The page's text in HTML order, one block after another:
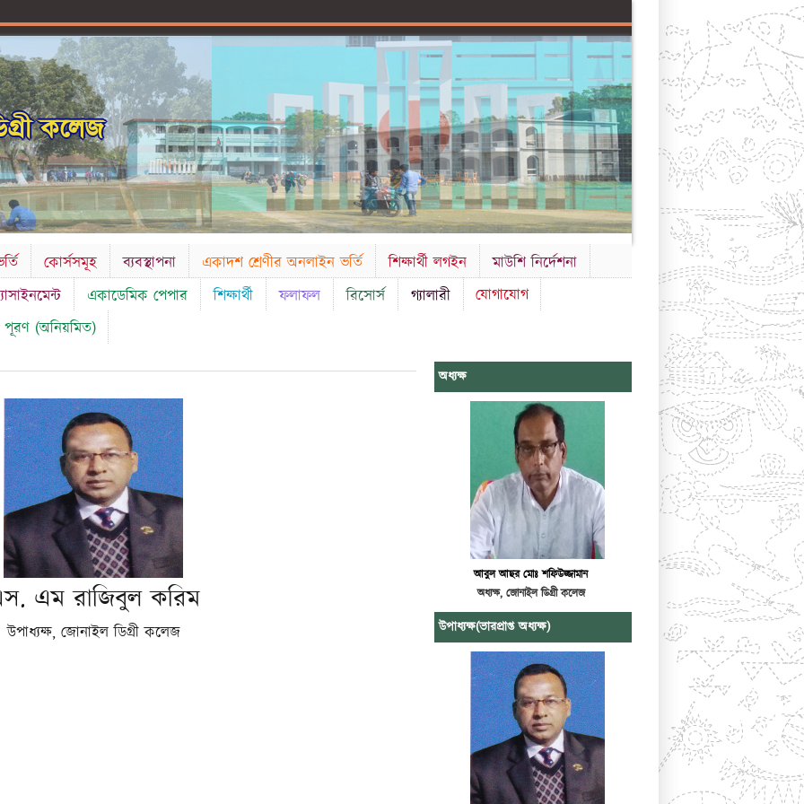
কলেজ
কোর্সসমূহ ব্যবস্থাপনা একাদশ শ্রেণীর অনলাইন ভর্তি শিক্ষার্থী লগইন
মাউশি নির্দেশনা
একাডেমিক পেপার শিক্ষার্থী ফলাফল রিসোর্স গ্যালারী
যোগাযোগ
(অনিয়মিত)
এম রাজিবুল করিম
উপাধ্যক্ষ, জোনাইল ডিগ্রী কলেজ
অধ্যক্ষ
আবুল আছর মোঃ শফিউজ্জামান
অধ্যক্ষ, জোনাইল ডিগ্রী কলেজ
উপাধ্যক্ষ(ভারপ্রাপ্ত অধ্যক্ষ)